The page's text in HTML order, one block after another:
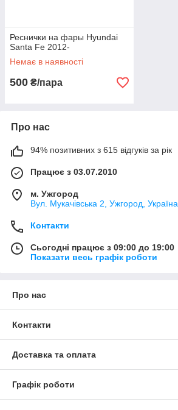
Реснички на фары Hyundai
Santa Fe 2012-
Немає в наявності
500 ₴/пара
Про нас
94% позитивних з 615 відгуків за рік
Працює з 03.07.2010
м. Ужгород
Вул. Мукачівська 2, Ужгород, Україна
Контакти
Сьогодні працює з 09:00 до 19:00
Показати весь графік роботи
Про нас
Контакти
Доставка та оплата
Графік роботи